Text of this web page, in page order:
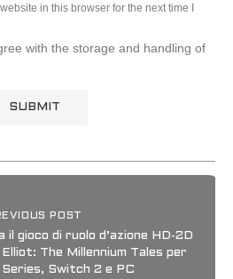
in this browser for the next time I
with the storage and handling of
POST
il gioco di ruolo d’azione HD-2D
The Millennium Tales per
Series, Switch 2 e PC